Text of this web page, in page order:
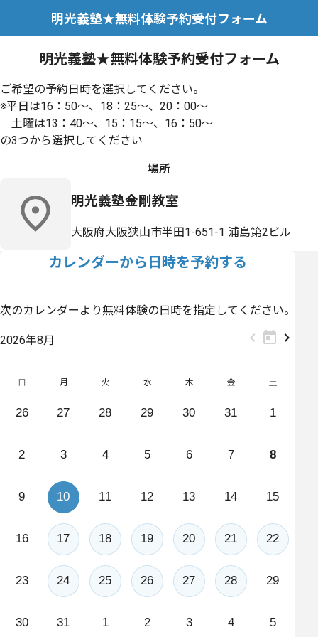
明光義塾★無料体験予約受付フォーム
明光義塾★無料体験予約受付フォーム
ご希望の予約日時を選択してください。
※平日は16：50～、18：25～、20：00～
土曜は13：40～、15：15～、16：50～
の3つから選択してください
場所
明光義塾金剛教室
大阪府大阪狭山市半田1-651-1 浦島第2ビル
カレンダーから日時を予約する
次のカレンダーより無料体験の日時を指定してください。
2026年8月
先
現
次
日 月 火 水 木 金 土
26 27 28 29 30 31 1
2 3 4 5 6 7 8
9 10 11 12 13 14 15
16 17 18 19 20 21 22
23 24 25 26 27 28 29
30 31 1 2 3 4 5